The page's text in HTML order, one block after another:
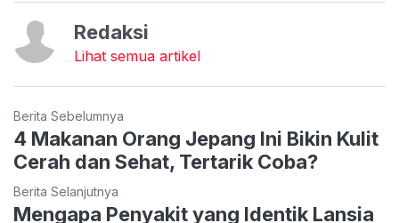
Redaksi
Lihat semua artikel
Berita Sebelumnya
4 Makanan Orang Jepang Ini Bikin Kulit
Cerah dan Sehat, Tertarik Coba?
Berita Selanjutnya
Mengapa Penyakit yang Identik Lansia